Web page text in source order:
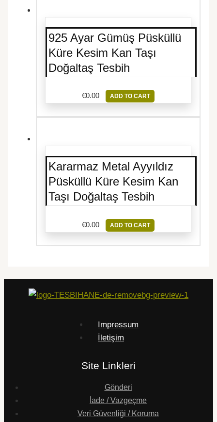
925 Ayar Gümüş Püsküllü
Küre Kesim Kan Taşı
Doğaltaş Tesbih
€0.00 ADD TO CART
Kararmaz Metal Ayyıldız
Püsküllü Küre Kesim Kan
Taşı Doğaltaş Tesbih
€0.00 ADD TO CART
Impressum
İletişim
Site Linkleri
Gönderi
İade / Vazgeçme
Veri Güvenliği / Koruma